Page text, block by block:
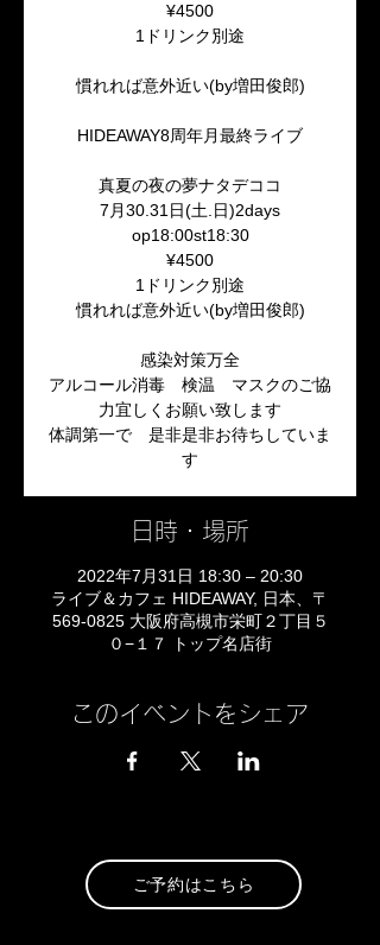
¥4500
1ドリンク別途
慣れれば意外近い(by増田俊郎)
HIDEAWAY8周年月最終ライブ
真夏の夜の夢ナタデココ
7月30.31日(土.日)2days
op18:00st18:30
¥4500
1ドリンク別途
慣れれば意外近い(by増田俊郎)
感染対策万全
アルコール消毒 検温 マスクのご協
力宜しくお願い致します
体調第一で 是非是非お待ちしていま
日時・場所
2022年7月31日 18:30 – 20:30
ライブ＆カフェ HIDEAWAY, 日本、〒
569-0825 大阪府高槻市栄町２丁目５
０−１７ トップ名店街
このイベントをシェア
ご予約はこちら